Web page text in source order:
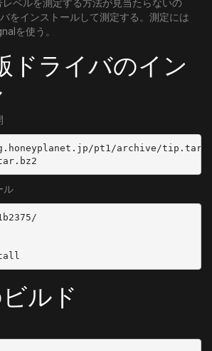
レベルを測定する方法が見当たらないの
をインストールして測定する。測定には
を使う。
ドライバのイン
pt1/archive/
ル
ルド